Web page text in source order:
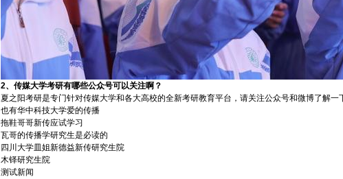
2、 传媒大学考研有哪些公众号可以关注啊？
夏之阳考研是专门针对传媒大学和各大高校的全新考研教育平台，请关注公众号和微博了解一
也有华中科技大学爱的传播
拖鞋哥哥新传应试学习
瓦哥的传播学研究生是必读的
四川大学皿姐新德益新传研究生院
木铎研究生院
测试新闻